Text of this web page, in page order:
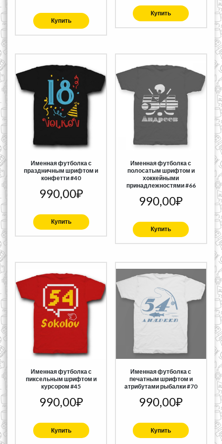
Купить
Купить
Именная футболка с
праздничным шрифтом и
конфетти #40
990,00₽
Купить
Именная футболка с
полосатым шрифтом и
хоккейными
принадлежностями #66
990,00₽
Купить
Именная футболка с
пиксельным шрифтом и
курсором #45
990,00₽
Купить
Именная футболка с
печатным шрифтом и
атрибутами рыбалки #70
990,00₽
Купить